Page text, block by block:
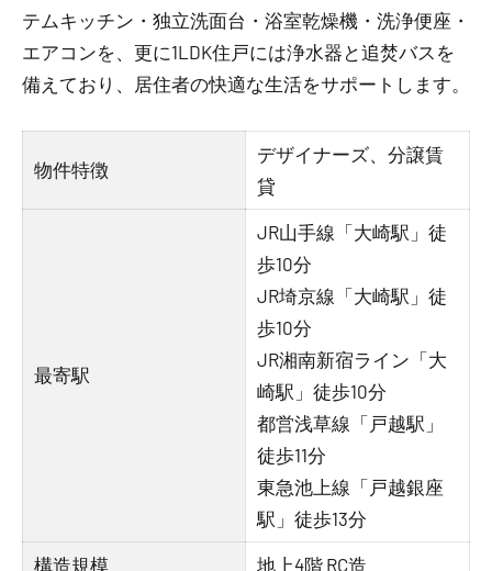
テムキッチン・独立洗面台・浴室乾燥機・洗浄便座・
エアコンを、更に1LDK住戸には浄水器と追焚バスを
備えており、居住者の快適な生活をサポートします。
物件特徴
デザイナーズ、分譲賃
貸
最寄駅
JR山手線「大崎駅」徒
歩10分
JR埼京線「大崎駅」徒
歩10分
JR湘南新宿ライン「大
崎駅」徒歩10分
都営浅草線「戸越駅」
徒歩11分
東急池上線「戸越銀座
駅」徒歩13分
構造規模 地上4階 RC造